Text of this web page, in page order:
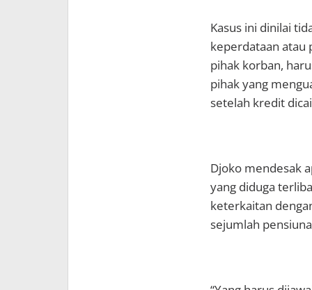
Kasus ini dinilai
keperdataan atau
pihak korban,
pihak yang
setelah kredit
Djoko mendesak
yang diduga
keterkaitan
sejumlah